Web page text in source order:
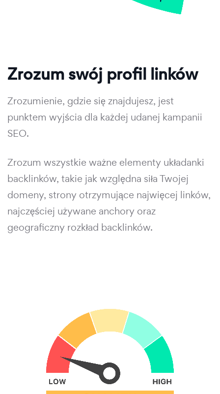
Zrozum swój profil linków
Zrozumienie, gdzie się znajdujesz, jest
punktem wyjścia dla każdej udanej kampanii
SEO.
Zrozum wszystkie ważne elementy układanki
backlinków, takie jak względna siła Twojej
domeny, strony otrzymujące najwięcej linków,
najczęściej używane anchory oraz
geograficzny rozkład backlinków.